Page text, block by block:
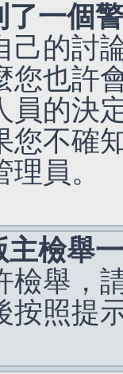
了一個
己的討
您也許
員的決
您不確
員。
檢舉
檢舉，
按照提